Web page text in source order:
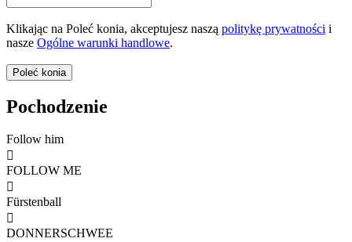
Klikając na Poleć konia, akceptujesz naszą politykę prywatności i
nasze Ogólne warunki handlowe.
Pochodzenie
Follow him

FOLLOW ME

Fürstenball

DONNERSCHWEE